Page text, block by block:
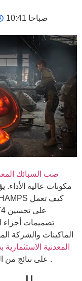
صب السبائك
مكونات عالية الأداء.
تصميمات أجزاء
الماكينات والشركة
المعدنية الاستثمارية
على نتائج من .